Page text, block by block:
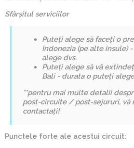
Sfârșitul serviciilor
Puteți alege să faceți o
Indonezia (pe alte insule) -
alege dvs.
Puteți alege să vă
Bali - durata o puteți
**pentru mai multe detalii
post-circuite / post-sejururi, vă
contactați!
Punctele forte ale acestui circuit: